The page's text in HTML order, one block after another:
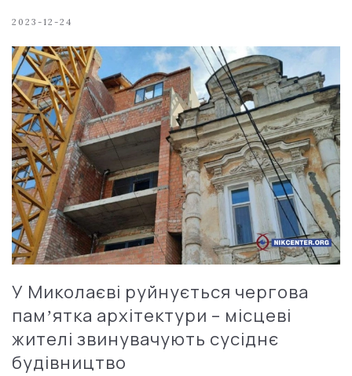
2023-12-24
У Миколаєві руйнується чергова
памʼятка архітектури – місцеві
жителі звинувачують сусіднє
будівництво